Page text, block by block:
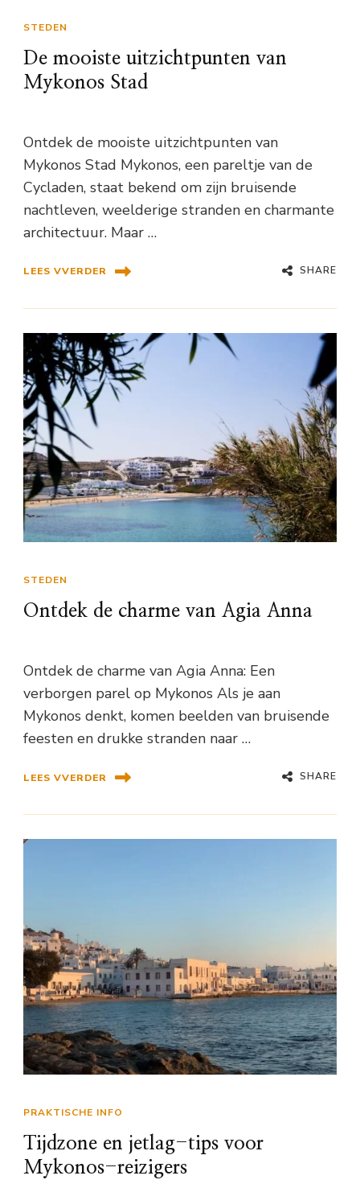
STEDEN
De mooiste uitzichtpunten van
Mykonos Stad
Ontdek de mooiste uitzichtpunten van
Mykonos Stad Mykonos, een pareltje van de
Cycladen, staat bekend om zijn bruisende
nachtleven, weelderige stranden en charmante
architectuur. Maar …
LEES VVERDER SHARE
STEDEN
Ontdek de charme van Agia Anna
Ontdek de charme van Agia Anna: Een
verborgen parel op Mykonos Als je aan
Mykonos denkt, komen beelden van bruisende
feesten en drukke stranden naar …
LEES VVERDER SHARE
PRAKTISCHE INFO
Tijdzone en jetlag-tips voor
Mykonos-reizigers